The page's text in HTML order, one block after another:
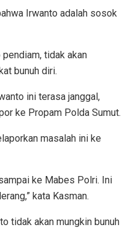
Irwanto adalah sosok
tidak akan
bunuh diri.
ini terasa janggal,
ke Propam Polda Sumut.
masalah ini ke
ke Mabes Polri. Ini
kata Kasman.
tidak akan mungkin bunuh